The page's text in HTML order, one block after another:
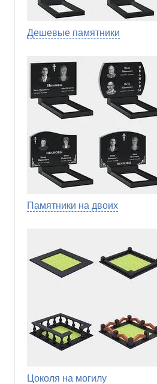
Дешевые памятники
Памятники на двоих
Цоколя на могилу